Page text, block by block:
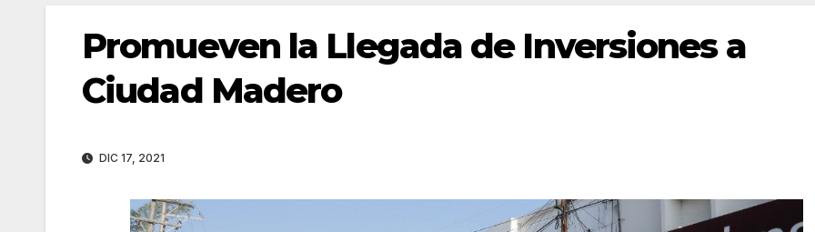
Promueven la Llegada de Inversiones a
Ciudad Madero
DIC 17, 2021